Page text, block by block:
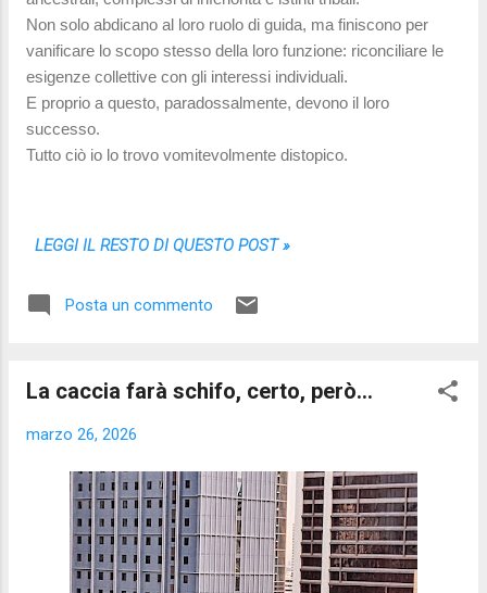
Non solo abdicano al loro ruolo di guida, ma finiscono per
vanificare lo scopo stesso della loro funzione: riconciliare le
esigenze collettive con gli interessi individuali.
E proprio a questo, paradossalmente, devono il loro
successo.
Tutto ciò io lo trovo vomitevolmente distopico.
LEGGI IL RESTO DI QUESTO POST »
Posta un commento
La caccia farà schifo, certo, però...
marzo 26, 2026